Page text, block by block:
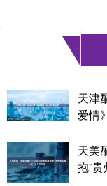
天津
爱情
天美
抱”